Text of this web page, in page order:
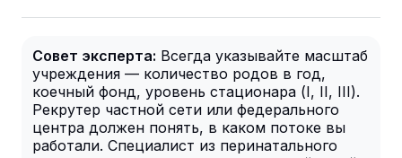
Совет эксперта: Всегда указывайте масштаб
учреждения — количество родов в год,
коечный фонд, уровень стационара (I, II, III).
Рекрутер частной сети или федерального
центра должен понять, в каком потоке вы
работали. Специалист из перинатального